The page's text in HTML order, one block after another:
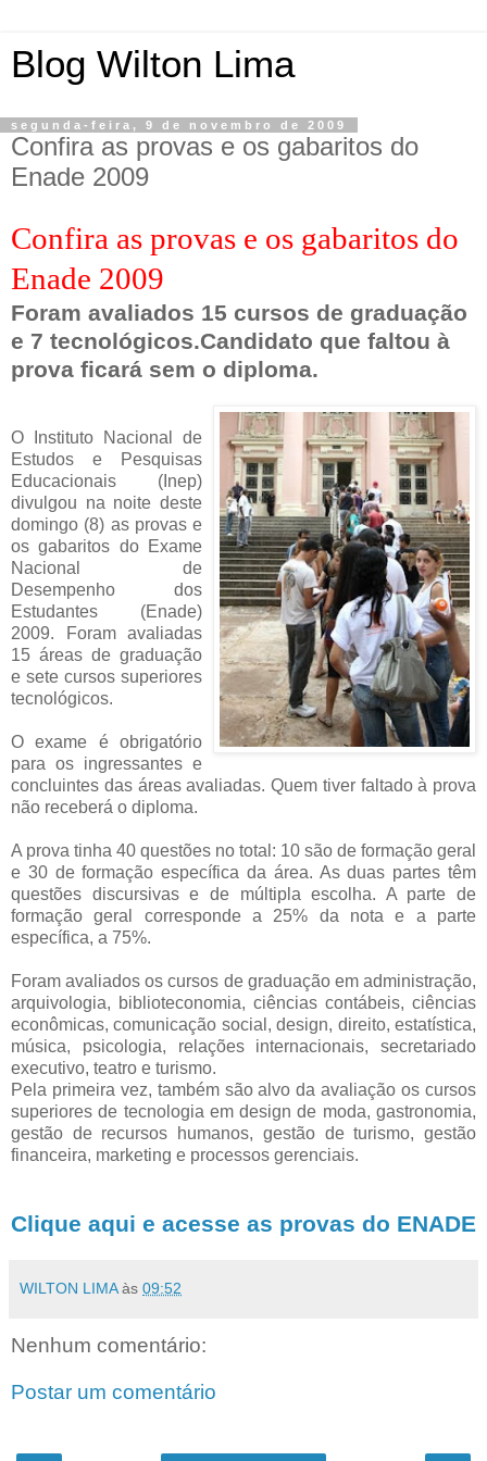
Blog Wilton Lima
segunda-feira, 9 de novembro de 2009
Confira as provas e os gabaritos do
Enade 2009
Confira as provas e os gabaritos do
Enade 2009
Foram avaliados 15 cursos de graduação
e 7 tecnológicos.Candidato que faltou à
prova ficará sem o diploma.
O Instituto Nacional de
Estudos e Pesquisas
Educacionais (Inep)
divulgou na noite deste
domingo (8) as provas e
os gabaritos do Exame
Nacional de
Desempenho dos
Estudantes (Enade)
2009. Foram avaliadas
15 áreas de graduação
e sete cursos superiores
tecnológicos.
O exame é obrigatório
para os ingressantes e
concluintes das áreas avaliadas. Quem tiver faltado à prova
não receberá o diploma.
A prova tinha 40 questões no total: 10 são de formação geral
e 30 de formação específica da área. As duas partes têm
questões discursivas e de múltipla escolha. A parte de
formação geral corresponde a 25% da nota e a parte
específica, a 75%.
Foram avaliados os cursos de graduação em administração,
arquivologia, biblioteconomia, ciências contábeis, ciências
econômicas, comunicação social, design, direito, estatística,
música, psicologia, relações internacionais, secretariado
executivo, teatro e turismo.
Pela primeira vez, também são alvo da avaliação os cursos
superiores de tecnologia em design de moda, gastronomia,
gestão de recursos humanos, gestão de turismo, gestão
financeira, marketing e processos gerenciais.
Clique aqui e acesse as provas do ENADE
WILTON LIMA às 09:52
Nenhum comentário:
Postar um comentário